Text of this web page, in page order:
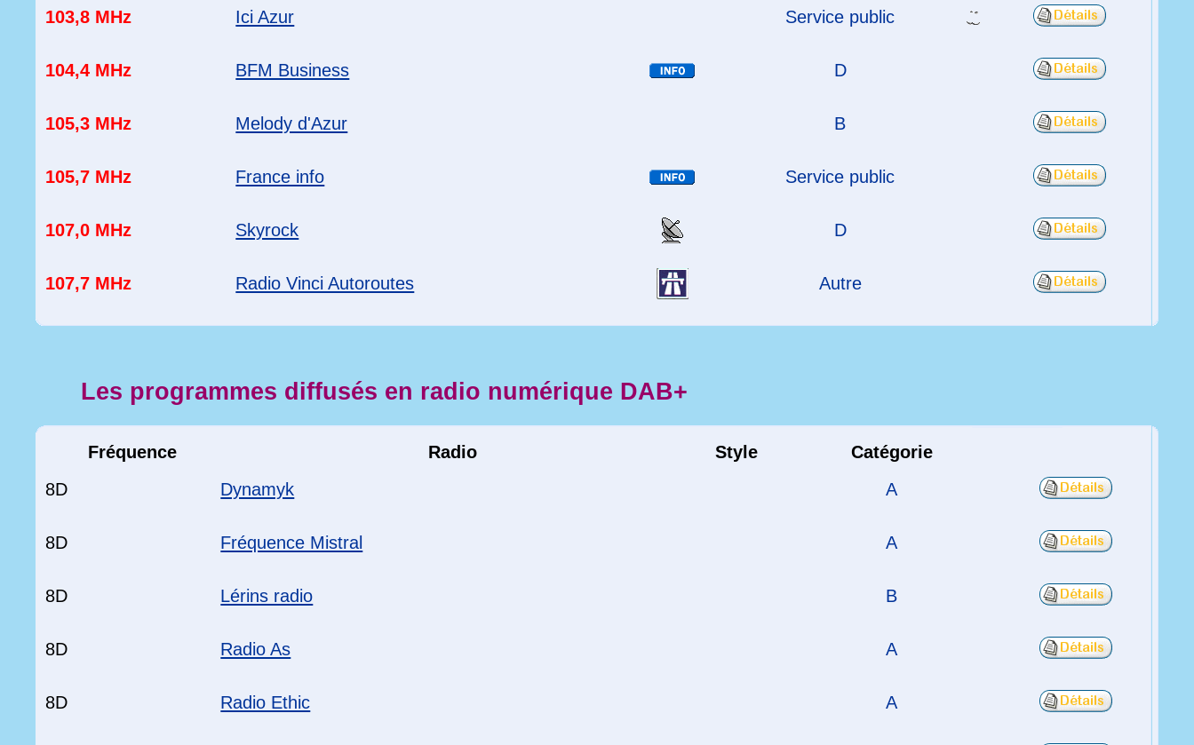
103,8 MHz Ici Azur Service public
104,4 MHz BFM Business D
105,3 MHz Melody d'Azur B
105,7 MHz France info Service public
107,0 MHz Skyrock D
107,7 MHz Radio Vinci Autoroutes Autre
Les programmes diffusés en radio numérique DAB+
Fréquence Radio Style
Catégorie
8D
Dynamyk A
8D Fréquence Mistral A
8D Lérins radio B
8D Radio As A
8D Radio Ethic A